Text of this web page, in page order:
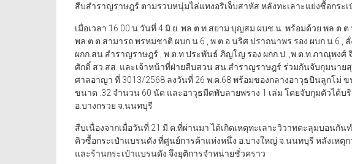
สืบสำราญราษฎร์ ตามรวบหนุ่มไล่แทงอริเจ็บสาหัส หลังทะเลาะแย่งซื้อกระ
เมื่อเวลา 16.00 น.วันที่ 4 มิ.ย. พล.ต.ท.สยาม บุญสม ผบช.น. พร้อมด้วย พล.ต.ต
พล.ต.ต.สามารถ พรหมชาติ ผบก.น.6 , พ.ต.อ.นริศ ปราถนาพร รอง ผบก.น.6 ,
ผกก.สน.สำราญราษฎร์ , พ.ต.ท.ประพันธ์ ภิญโญ รอง ผกก.ป. ,พ.ต.ท.ภาณุพงศ์
ศักดิ์ สว.สส. และเจ้าหน้าที่ฝ่ายสืบสวน สน.สำราญราษฎร์ ร่วมกันจับกุมนาย
ศาลอาญา ที่ 3013/2568 ลงวันที่ 26 พ.ค.68 พร้อมของกลางอาวุธปืนลูกโม่
ขนาด .32 จำนวน 60 นัด และอาวุธมีดพับลายพราง 1 เล่ม โดยจับกุมตัวได้
อ.บางกรวย จ.นนทบุรี
สืบเนื่องจากเมื่อวันที่ 21 มี.ค.ที่ผ่านมา ได้เกิดเหตุทะเลาะวิวาทตะลุมบอนกัน
คิวซื้อกระเป๋าแบรนดัง ที่ศูนย์การค้าแห่งหนึ่ง อ.บางใหญ่ จ.นนทบุรี หลังเหตุ
และร้านกระเป๋าแบรนดัง จึงยุติการจำหน่ายชั่วคราว